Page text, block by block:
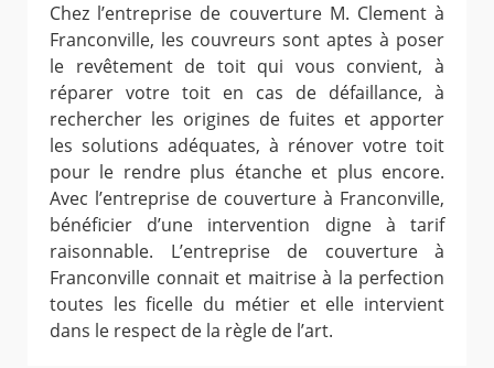
Chez l’entreprise de couverture M. Clement à
Franconville, les couvreurs sont aptes à poser
le revêtement de toit qui vous convient, à
réparer votre toit en cas de défaillance, à
rechercher les origines de fuites et apporter
les solutions adéquates, à rénover votre toit
pour le rendre plus étanche et plus encore.
Avec l’entreprise de couverture à Franconville,
bénéficier d’une intervention digne à tarif
raisonnable. L’entreprise de couverture à
Franconville connait et maitrise à la perfection
toutes les ficelle du métier et elle intervient
dans le respect de la règle de l’art.